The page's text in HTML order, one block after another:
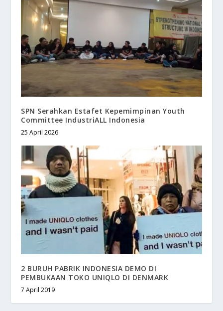
SPN Serahkan Estafet Kepemimpinan Youth
Committee IndustriALL Indonesia
25 April 2026
2 BURUH PABRIK INDONESIA DEMO DI
PEMBUKAAN TOKO UNIQLO DI DENMARK
7 April 2019